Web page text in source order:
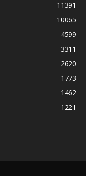
11391
10065
4599
3311
2620
1773
1462
1221